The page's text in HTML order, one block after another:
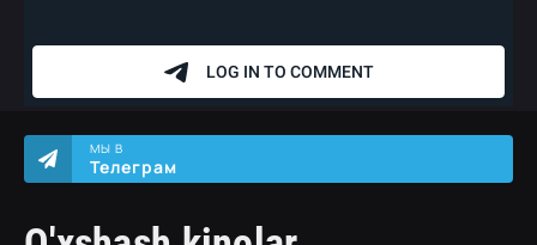
МЫ В
Телеграм